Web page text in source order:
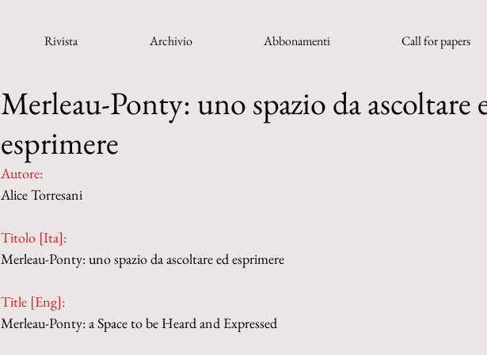
Rivista Archivio Abbonamenti Call for papers
Merleau-Ponty: uno spazio da ascoltare
esprimere
Autore:
Alice Torresani
Titolo [Ita]:
Merleau-Ponty: uno spazio da ascoltare ed esprimere
Title [Eng]:
Merleau-Ponty: a Space to be Heard and Expressed